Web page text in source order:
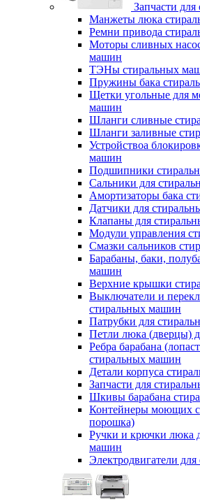
Запчасти
Манжеты люка
Ремни привода
Моторы сливных
машин
ТЭНы стиральных
Пружины бака
Щетки угольные для
машин
Шланги сливные
Шланги заливные
Устройствоа
машин
Подшипники
Сальники для
Амортизаторы бака
Датчики для
Клапаны для
Модули управления
Смазки сальников
Барабаны, баки,
машин
Верхние крышки
Выключатели и
стиральных машин
Патрубки для
Петли люка (дверцы)
Ребра барабана
стиральных машин
Детали корпуса
Запчасти для
Шкивы барабана
Контейнеры моющих
порошка)
Ручки и крючки люка
машин
Электродвигатели